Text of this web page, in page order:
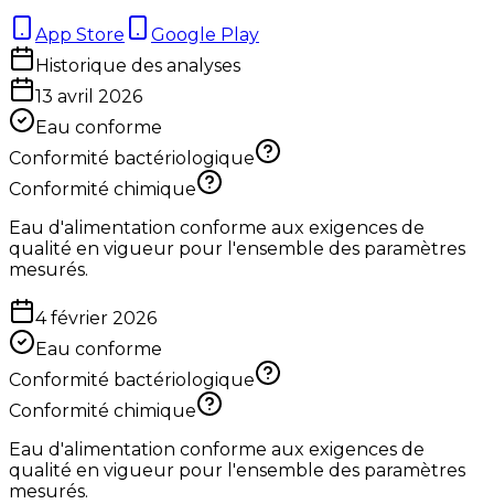
App Store
Google Play
Historique des analyses
13 avril 2026
Eau conforme
Conformité bactériologique
Conformité chimique
Eau d'alimentation conforme aux exigences de
qualité en vigueur pour l'ensemble des paramètres
mesurés.
4 février 2026
Eau conforme
Conformité bactériologique
Conformité chimique
Eau d'alimentation conforme aux exigences de
qualité en vigueur pour l'ensemble des paramètres
mesurés.